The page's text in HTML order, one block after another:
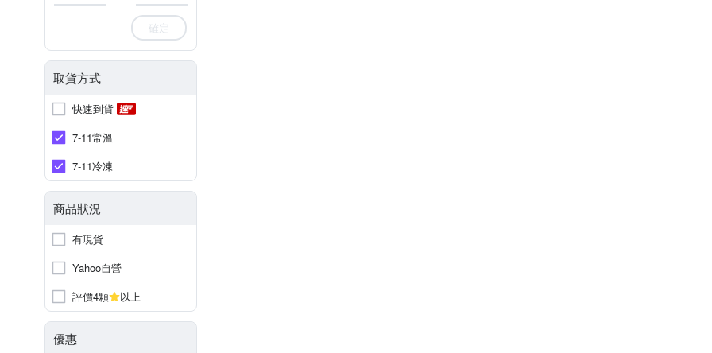
確定
取貨方式
快速到貨
7-11常溫
7-11冷凍
商品狀況
有現貨
Yahoo自營
評價4顆
以上
優惠